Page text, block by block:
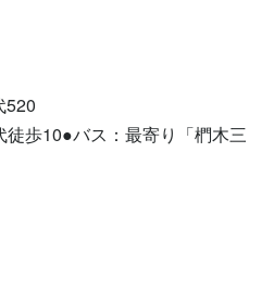
520
徒歩10●バス：最寄り「椚木三